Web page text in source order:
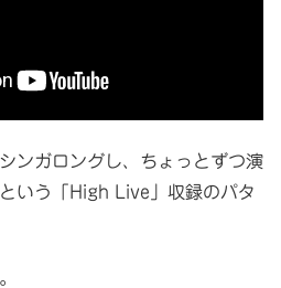
ンガロングし、ちょっとずつ演
いう「High Live」収録のパタ